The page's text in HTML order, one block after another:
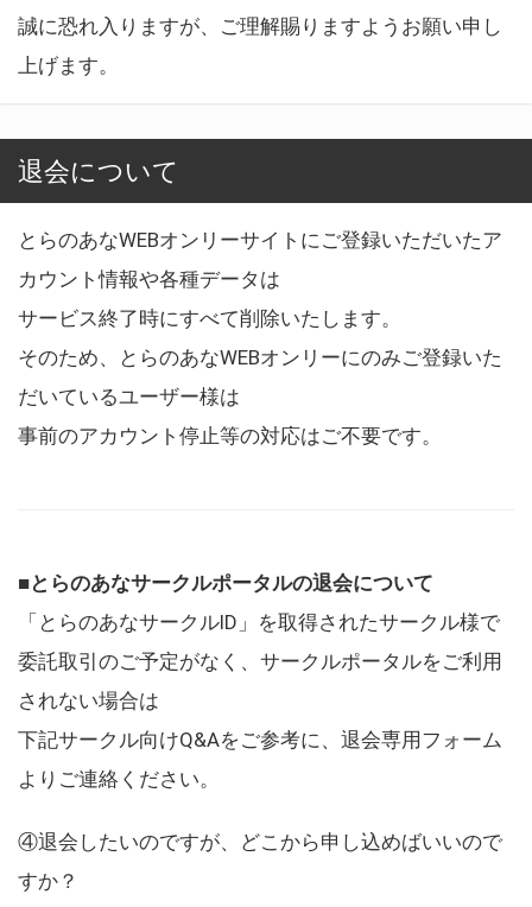
誠に恐れ入りますが、ご理解賜りますようお願い申し
上げます。
退会について
とらのあなWEBオンリーサイトにご登録いただいたア
カウント情報や各種データは
サービス終了時にすべて削除いたします。
そのため、とらのあなWEBオンリーにのみご登録いた
だいているユーザー様は
事前のアカウント停止等の対応はご不要です。
■とらのあなサークルポータルの退会について
「とらのあなサークルID」を取得されたサークル様で
委託取引のご予定がなく、サークルポータルをご利用
されない場合は
下記サークル向けQ&Aをご参考に、退会専用フォーム
よりご連絡ください。
④退会したいのですが、どこから申し込めばいいので
すか？